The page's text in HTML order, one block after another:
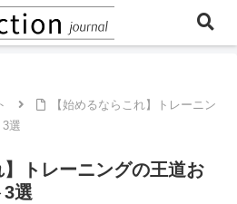
お問合せはこちら
【始めるならこれ】トレーニン
選
】トレーニングの王道お
選